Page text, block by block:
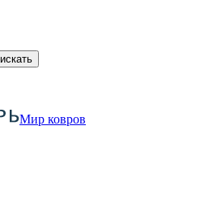
искать
Мир ковров